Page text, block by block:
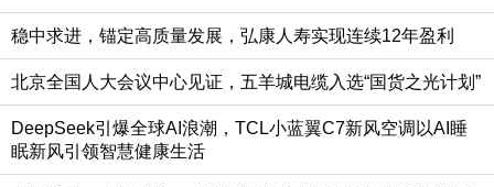
稳中求进，锚定高质量发展，弘康人寿实现连续12年盈利
北京全国人大会议中心见证，五羊城电缆入选“国货之光计划”
DeepSeek引爆全球AI浪潮，TCL小蓝翼C7新风空调以AI睡
眠新风引领智慧健康生活